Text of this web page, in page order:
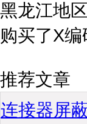
黑龙江地
购买了X
推荐文章
连接器屏